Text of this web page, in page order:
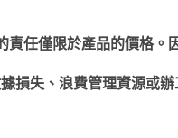
責任僅限於產品的價格。
損失、浪費管理資源或